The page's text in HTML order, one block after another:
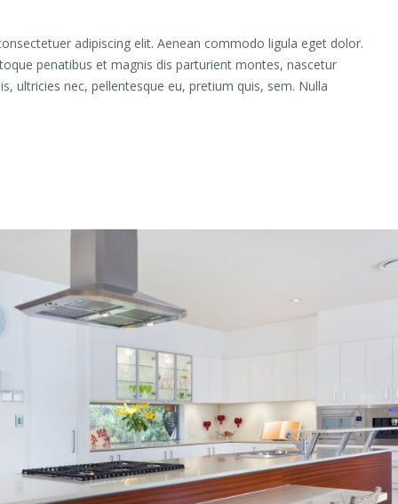
adipiscing elit. Aenean commodo ligula eget dolor.
penatibus et magnis dis parturient montes, nascetur
ultricies nec, pellentesque eu, pretium quis, sem. Nulla